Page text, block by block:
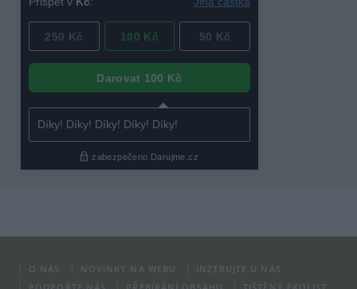
O NÁS NOVINKY NA WEBU
INZERUJTE U NÁS